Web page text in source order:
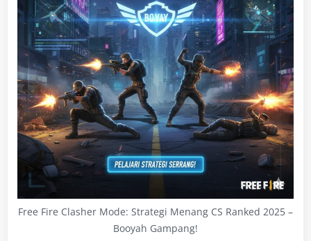
Free Fire Clasher Mode: Strategi Menang CS Ranked 2025 –
Booyah Gampang!